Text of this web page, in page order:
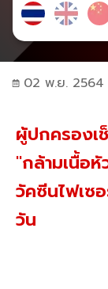
02 พ.ย. 2564
ผู้ปกครองเ
"กล้ามเนื้อ
วัคซีนไฟเซ
วัน